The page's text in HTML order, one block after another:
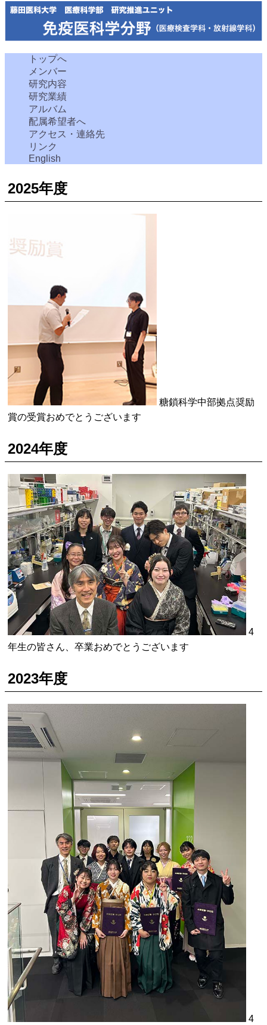
トップへ
メンバー
研究内容
研究業績
アルバム
配属希望者へ
アクセス・連絡先
リンク
English
2025年度
糖鎖科学中部拠点奨励
賞の受賞おめでとうございます
2024年度
4
年生の皆さん、卒業おめでとうございます
2023年度
4